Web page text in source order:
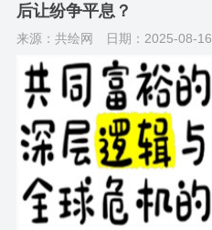
后让纷争平息？
来源：共绘网 日期：2025-08-16